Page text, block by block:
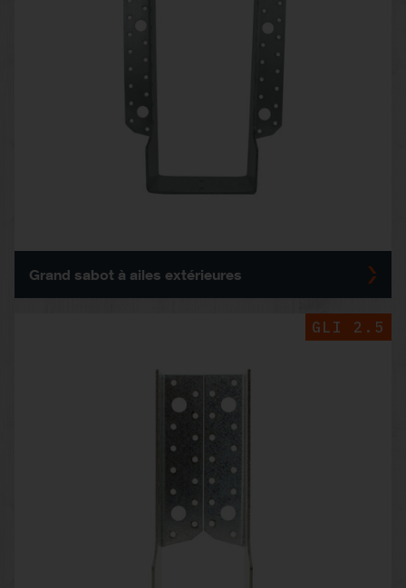
Grand sabot à ailes extérieures
GLI 2.5